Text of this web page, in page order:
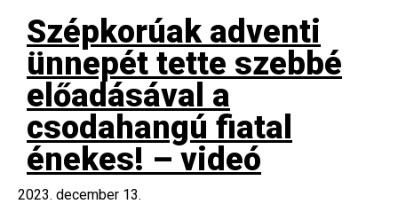
Szépkorúak adventi
ünnepét tette szebbé
előadásával a
csodahangú fiatal
énekes! – videó
2023. december 13.